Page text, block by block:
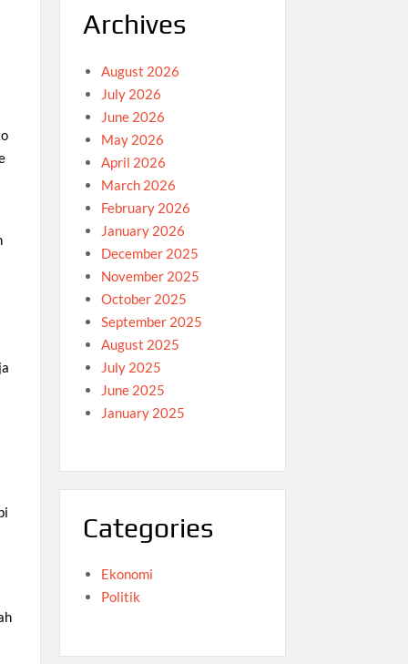
Archives
August 2026
July 2026
June 2026
May 2026
April 2026
March 2026
February 2026
January 2026
December 2025
November 2025
October 2025
September 2025
August 2025
July 2025
June 2025
January 2025
Categories
Ekonomi
Politik